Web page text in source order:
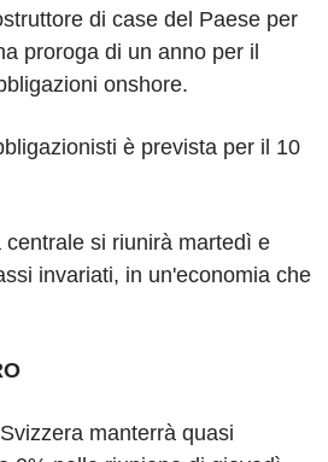
di case del Paese per
proroga di un anno per il
onshore.
è prevista per il 10
centrale si riunirà martedì e
invariati, in un'economia che
manterrà quasi